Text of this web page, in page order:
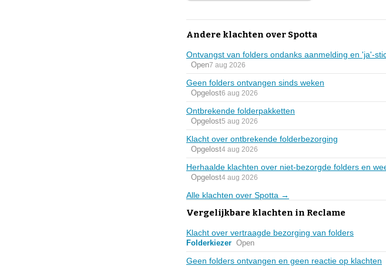
Andere klachten over Spotta
Ontvangst van folders ondanks aanmelding en 'ja'-
Open7 aug 2026
Geen folders ontvangen sinds weken
Opgelost6 aug 2026
Ontbrekende folderpakketten
Opgelost5 aug 2026
Klacht over ontbrekende folderbezorging
Opgelost4 aug 2026
Herhaalde klachten over niet-bezorgde folders en
Opgelost4 aug 2026
Alle klachten over Spotta →
Vergelijkbare klachten in Reclame
Klacht over vertraagde bezorging van folders
Folderkiezer Open
Geen folders ontvangen en geen reactie op klachten